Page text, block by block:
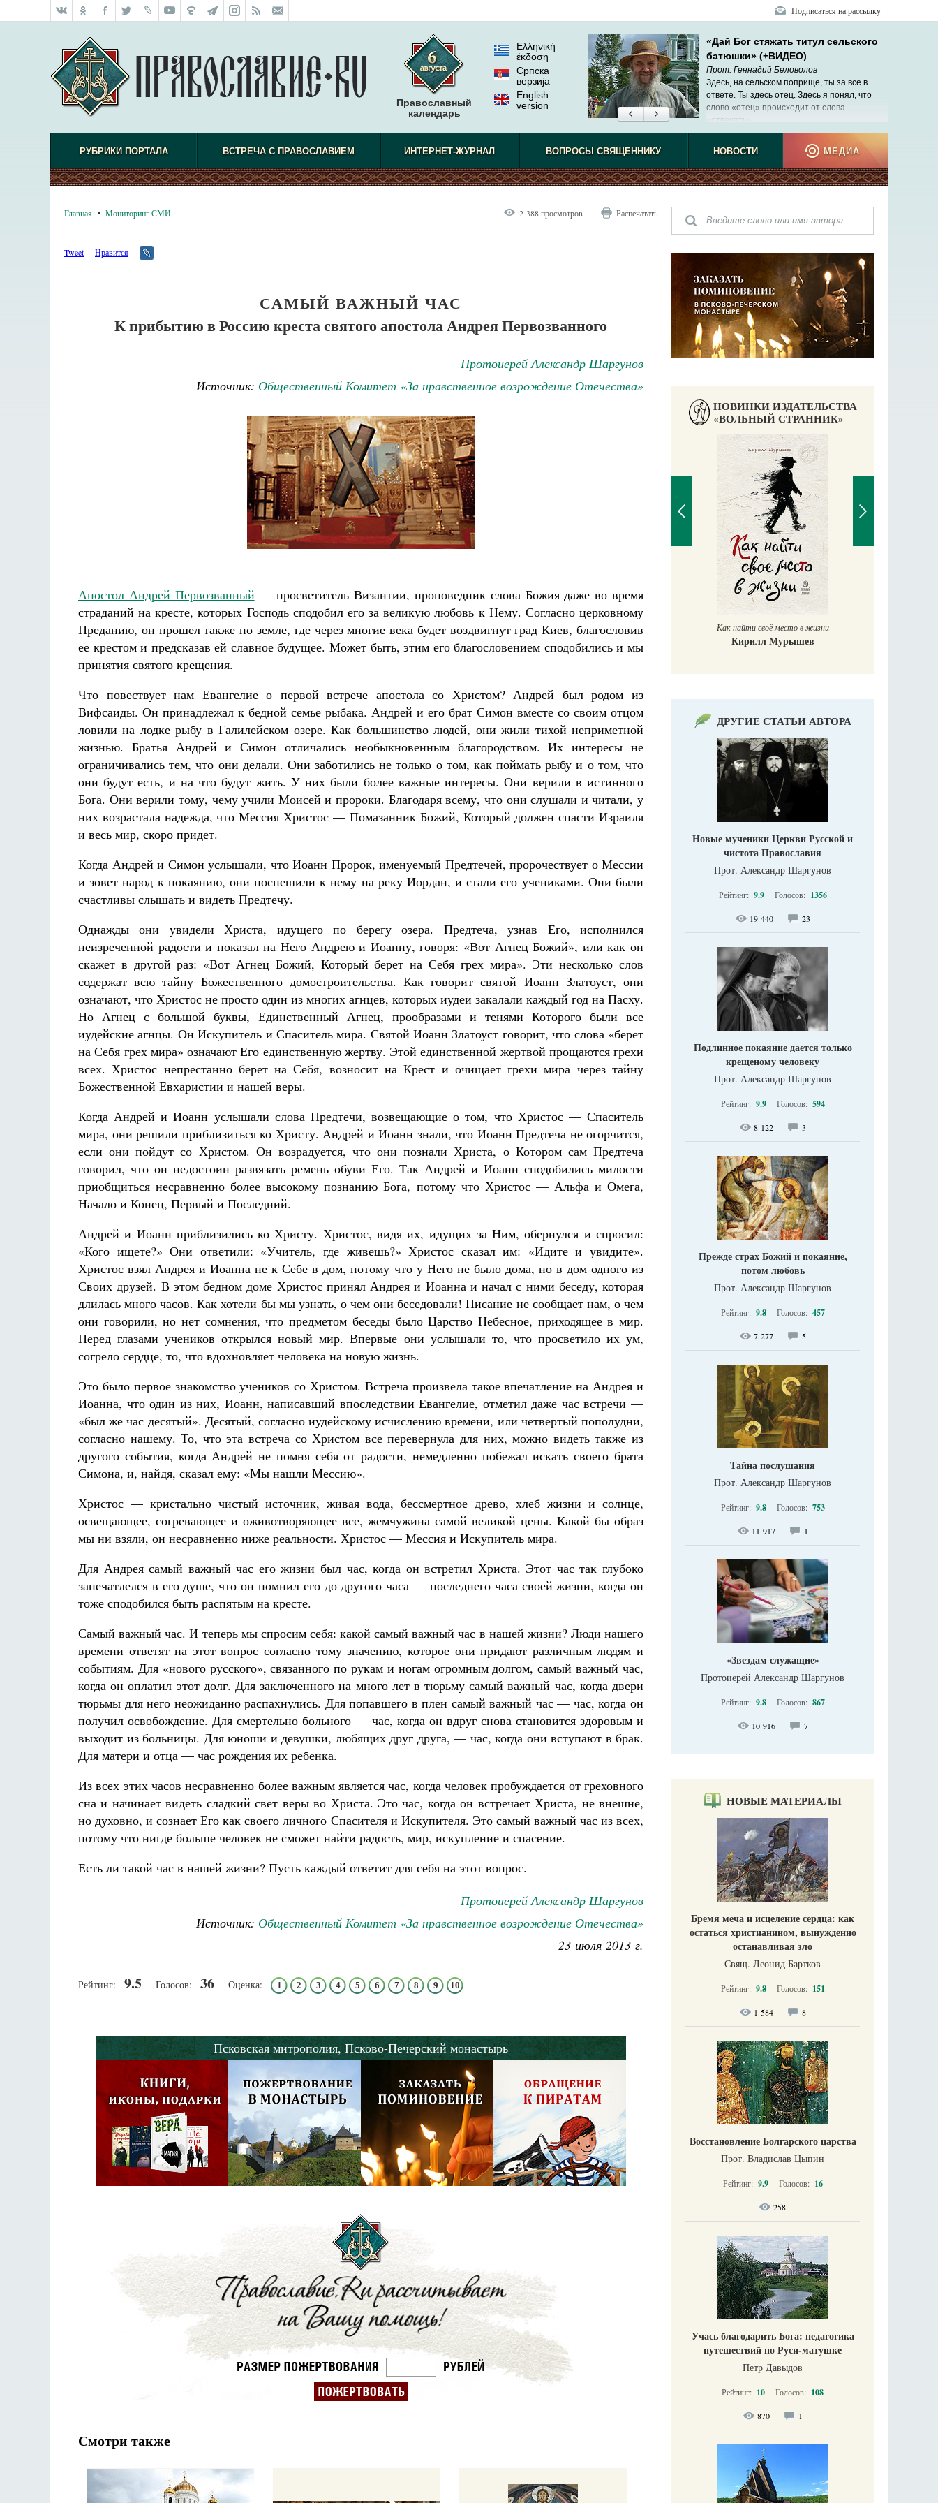
Подписаться на рассылку
Православный
календарь
Ελληνική
έκδοση
Српска
верзиjа
English
version
«Дай Бог стяжать титул сельского
батюшки» (+ВИДЕО)
Прот. Геннадий Беловолов
Здесь, на сельском поприще, ты за все в
ответе. Ты здесь отец. Здесь я понял, что
слово «отец» происходит от слова
«отвечать».
РУБРИКИ ПОРТАЛА ВСТРЕЧА С ПРАВОСЛАВИЕМ ИНТЕРНЕТ-ЖУРНАЛ ВОПРОСЫ СВЯЩЕННИКУ НОВОСТИ МЕДИА
Главная Мониторинг СМИ 2 388 просмотров Распечатать
Tweet Нравится
САМЫЙ ВАЖНЫЙ ЧАС
К прибытию в Россию креста святого апостола Андрея Первозванного
Протоиерей Александр Шаргунов
Источник: Общественный Комитет «За нравственное возрождение Отечества»
Апостол Андрей Первозванный — просветитель Византии, проповедник слова Божия даже во время
страданий на кресте, которых Господь сподобил его за великую любовь к Нему. Согласно церковному
Преданию, он прошел также по земле, где через многие века будет воздвигнут град Киев, благословив
ее крестом и предсказав ей славное будущее. Может быть, этим его благословением сподобились и мы
принятия святого крещения.
Что повествует нам Евангелие о первой встрече апостола со Христом? Андрей был родом из
Вифсаиды. Он принадлежал к бедной семье рыбака. Андрей и его брат Симон вместе со своим отцом
ловили на лодке рыбу в Галилейском озере. Как большинство людей, они жили тихой неприметной
жизнью. Братья Андрей и Симон отличались необыкновенным благородством. Их интересы не
ограничивались тем, что они делали. Они заботились не только о том, как поймать рыбу и о том, что
они будут есть, и на что будут жить. У них были более важные интересы. Они верили в истинного
Бога. Они верили тому, чему учили Моисей и пророки. Благодаря всему, что они слушали и читали, у
них возрастала надежда, что Мессия Христос — Помазанник Божий, Который должен спасти Израиля
и весь мир, скоро придет.
Когда Андрей и Симон услышали, что Иоанн Пророк, именуемый Предтечей, пророчествует о Мессии
и зовет народ к покаянию, они поспешили к нему на реку Иордан, и стали его учениками. Они были
счастливы слышать и видеть Предтечу.
Однажды они увидели Христа, идущего по берегу озера. Предтеча, узнав Его, исполнился
неизреченной радости и показал на Него Андрею и Иоанну, говоря: «Вот Агнец Божий», или как он
скажет в другой раз: «Вот Агнец Божий, Который берет на Себя грех мира». Эти несколько слов
содержат всю тайну Божественного домостроительства. Как говорит святой Иоанн Златоуст, они
означают, что Христос не просто один из многих агнцев, которых иудеи закалали каждый год на Пасху.
Но Агнец с большой буквы, Единственный Агнец, прообразами и тенями Которого были все
иудейские агнцы. Он Искупитель и Спаситель мира. Святой Иоанн Златоуст говорит, что слова «берет
на Себя грех мира» означают Его единственную жертву. Этой единственной жертвой прощаются грехи
всех. Христос непрестанно берет на Себя, возносит на Крест и очищает грехи мира через тайну
Божественной Евхаристии и нашей веры.
Когда Андрей и Иоанн услышали слова Предтечи, возвещающие о том, что Христос — Спаситель
мира, они решили приблизиться ко Христу. Андрей и Иоанн знали, что Иоанн Предтеча не огорчится,
если они пойдут со Христом. Он возрадуется, что они познали Христа, о Котором сам Предтеча
говорил, что он недостоин развязать ремень обуви Его. Так Андрей и Иоанн сподобились милости
приобщиться несравненно более высокому познанию Бога, потому что Христос — Альфа и Омега,
Начало и Конец, Первый и Последний.
Андрей и Иоанн приблизились ко Христу. Христос, видя их, идущих за Ним, обернулся и спросил:
«Кого ищете?» Они ответили: «Учитель, где живешь?» Христос сказал им: «Идите и увидите».
Христос взял Андрея и Иоанна не к Себе в дом, потому что у Него не было дома, но в дом одного из
Своих друзей. В этом бедном доме Христос принял Андрея и Иоанна и начал с ними беседу, которая
длилась много часов. Как хотели бы мы узнать, о чем они беседовали! Писание не сообщает нам, о чем
они говорили, но нет сомнения, что предметом беседы было Царство Небесное, приходящее в мир.
Перед глазами учеников открылся новый мир. Впервые они услышали то, что просветило их ум,
согрело сердце, то, что вдохновляет человека на новую жизнь.
Это было первое знакомство учеников со Христом. Встреча произвела такое впечатление на Андрея и
Иоанна, что один из них, Иоанн, написавший впоследствии Евангелие, отметил даже час встречи —
«был же час десятый». Десятый, согласно иудейскому исчислению времени, или четвертый пополудни,
согласно нашему. То, что эта встреча со Христом все перевернула для них, можно видеть также из
другого события, когда Андрей не помня себя от радости, немедленно побежал искать своего брата
Симона, и, найдя, сказал ему: «Мы нашли Мессию».
Христос — кристально чистый источник, живая вода, бессмертное древо, хлеб жизни и солнце,
освещающее, согревающее и оживотворяющее все, жемчужина самой великой цены. Какой бы образ
мы ни взяли, он несравненно ниже реальности. Христос — Мессия и Искупитель мира.
Для Андрея самый важный час его жизни был час, когда он встретил Христа. Этот час так глубоко
запечатлелся в его душе, что он помнил его до другого часа — последнего часа своей жизни, когда он
тоже сподобился быть распятым на кресте.
Самый важный час. И теперь мы спросим себя: какой самый важный час в нашей жизни? Люди нашего
времени ответят на этот вопрос согласно тому значению, которое они придают различным людям и
событиям. Для «нового русского», связанного по рукам и ногам огромным долгом, самый важный час,
когда он оплатил этот долг. Для заключенного на много лет в тюрьму самый важный час, когда двери
тюрьмы для него неожиданно распахнулись. Для попавшего в плен самый важный час — час, когда он
получил освобождение. Для смертельно больного — час, когда он вдруг снова становится здоровым и
выходит из больницы. Для юноши и девушки, любящих друг друга, — час, когда они вступают в брак.
Для матери и отца — час рождения их ребенка.
Из всех этих часов несравненно более важным является час, когда человек пробуждается от греховного
сна и начинает видеть сладкий свет веры во Христа. Это час, когда он встречает Христа, не внешне,
но духовно, и сознает Его как своего личного Спасителя и Искупителя. Это самый важный час из всех,
потому что нигде больше человек не сможет найти радость, мир, искупление и спасение.
Есть ли такой час в нашей жизни? Пусть каждый ответит для себя на этот вопрос.
Протоиерей Александр Шаргунов
Источник: Общественный Комитет «За нравственное возрождение Отечества»
23 июля 2013 г.
Рейтинг: 9.5 Голосов: 36 Оценка: 1 2 3 4 5 6 7 8 9 10
Псковская митрополия, Псково-Печерский монастырь
Смотри также
НОВИНКИ ИЗДАТЕЛЬСТВА
«ВОЛЬНЫЙ СТРАННИК»
Как найти своё место в жизни
Кирилл Мурышев
ДРУГИЕ СТАТЬИ АВТОРА
Новые мученики Церкви Русской и
чистота Православия
Прот. Александр Шаргунов
Рейтинг: 9.9 Голосов: 1356
19 440 23
Подлинное покаяние дается только
крещеному человеку
Прот. Александр Шаргунов
Рейтинг: 9.9 Голосов: 594
8 122 3
Прежде страх Божий и покаяние,
потом любовь
Прот. Александр Шаргунов
Рейтинг: 9.8 Голосов: 457
7 277 5
Тайна послушания
Прот. Александр Шаргунов
Рейтинг: 9.8 Голосов: 753
11 917 1
«Звездам служащие»
Протоиерей Александр Шаргунов
Рейтинг: 9.8 Голосов: 867
10 916 7
НОВЫЕ МАТЕРИАЛЫ
Бремя меча и исцеление сердца: как
остаться христианином, вынужденно
останавливая зло
Свящ. Леонид Бартков
Рейтинг: 9.8 Голосов: 151
1 584 8
Восстановление Болгарского царства
Прот. Владислав Цыпин
Рейтинг: 9.9 Голосов: 16
258
Учась благодарить Бога: педагогика
путешествий по Руси-матушке
Петр Давыдов
Рейтинг: 10 Голосов: 108
870 1